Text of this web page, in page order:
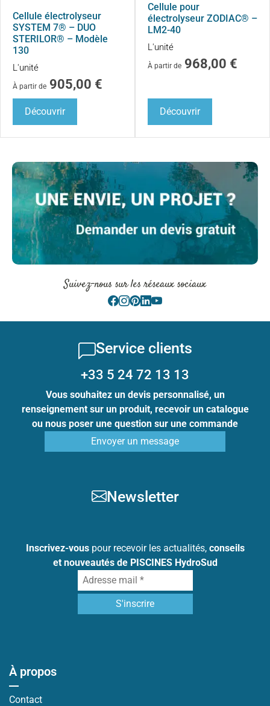
Cellule électrolyseur
SYSTEM 7® – DUO
STERILOR® – Modèle
130
L'unité
À partir de 905,00 €
Découvrir
Cellule pour
électrolyseur ZODIAC® –
LM2-40
L'unité
À partir de 968,00 €
Découvrir
Suivez-nous sur les réseaux sociaux
Service clients
+33 5 24 72 13 13
Vous souhaitez un devis personnalisé, un
renseignement sur un produit, recevoir un catalogue
ou nous poser une question sur une commande
Envoyer un message
Newsletter
Inscrivez-vouspour recevoir les actualités, conseils
et nouveautés de PISCINES HydroSud
À propos
Contact